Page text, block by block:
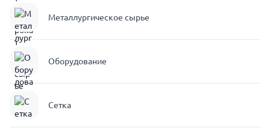
Металлургическое сырье
Оборудование
Сетка